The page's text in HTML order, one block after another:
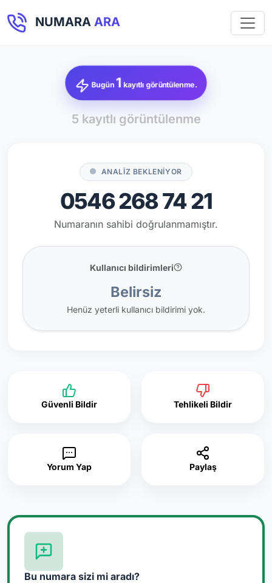
NUMARA ARA
Bugün1 kayıtlı görüntülenme.
5 kayıtlı görüntülenme
ANALİZ BEKLENİYOR
0546 268 74 21
Numaranın sahibi doğrulanmamıştır.
Kullanıcı bildirimleri
Belirsiz
Henüz yeterli kullanıcı bildirimi yok.
Güvenli Bildir Tehlikeli Bildir
Yorum Yap Paylaş
Bu numara sizi mi aradı?